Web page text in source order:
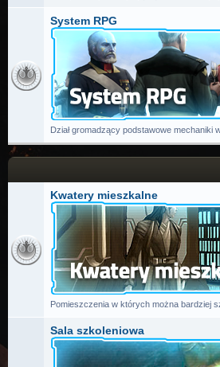
System RPG
Dział gromadzący podstawowe
Kwatery mieszkalne
Pomieszczenia w których można bardziej
Sala szkoleniowa